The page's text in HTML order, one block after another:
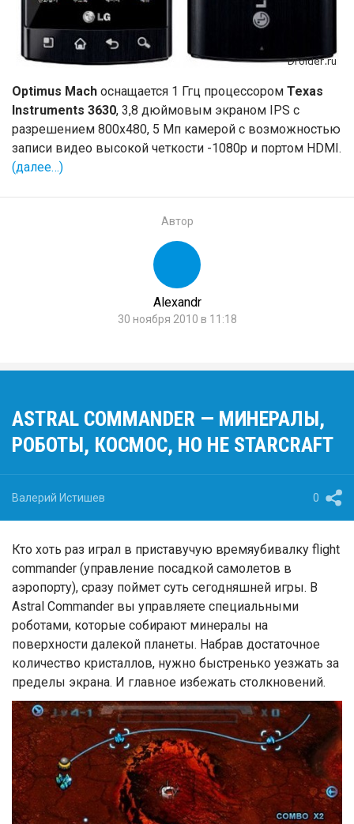
Optimus Mach оснащается 1 Ггц процессором Texas
Instruments 3630, 3,8 дюймовым экраном IPS с
разрешением 800х480, 5 Мп камерой с возможностью
записи видео высокой четкости -1080р и портом HDMI.
(далее…)
Автор
Alexandr
30 ноября 2010 в 11:18
ASTRAL COMMANDER — МИНЕРАЛЫ,
РОБОТЫ, КОСМОС, НО НЕ STARCRAFT
Валерий Истишев 0
Кто хоть раз играл в приставучую времяубивалку flight
commander (управление посадкой самолетов в
аэропорту), сразу поймет суть сегодняшней игры. В
Astral Commander вы управляете специальными
роботами, которые собирают минералы на
поверхности далекой планеты. Набрав достаточное
количество кристаллов, нужно быстренько уезжать за
пределы экрана. И главное избежать столкновений.